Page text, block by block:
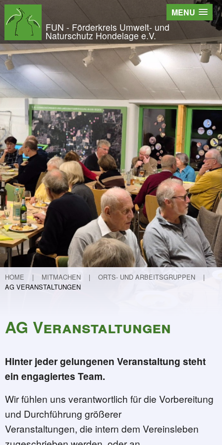
Wir - der FUN
Der Verein
Entstehung und Geschichte
Kontakt
Der Vorstand
Orts- und Arbeitsgruppen
Bundesfreiwilligendienst und Freiwilliges
Satzung und Leitbild
Veröffentlichungen
Projekte und Aktivitäten
Initiative Langes Leben
Urwald Hondelage
Togo - ein Projekt in Afrika
GAK-Projekte
Nistkästen
Teichvertiefung
Weitere Projekte
Lebendige Schunter
Etablierung eines Nationalparks in Guinea
Flurneuordnung in Hondelage
30 Jahre FUN
Programm und Infos
32 - Mit Krokussen (ver)-spekuliert …
31 - Kleiner Kater - große Wirkung
30 - Der Garten – meine Aufgabe
29 - Die Macht der Inspiration oder
28 - Ein Verhängnisvoller Anruf
27 - Von der Mergelkuhle zum FUN
FUN - Förderkreis Umwelt- und
Naturschutz Hondelage e.V.
HOME MITMACHEN
ORTS- UND ARBEITSGRUPPEN
AG VERANSTALTUNGEN
AG Veranstaltungen
Hinter jeder gelungenen Veranstaltung steht
ein engagiertes Team.
Wir fühlen uns verantwortlich für die Vorbereitung
und Durchführung größerer
Veranstaltungen, die intern dem Vereinsleben
MENU